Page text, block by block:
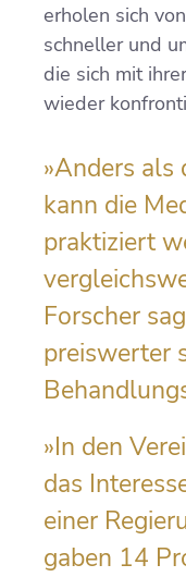
erholen sich
schneller und
die sich mit
wieder
»Anders als
kann die
praktiziert
Forscher
preiswerter
»In den
das
einer
gaben 14